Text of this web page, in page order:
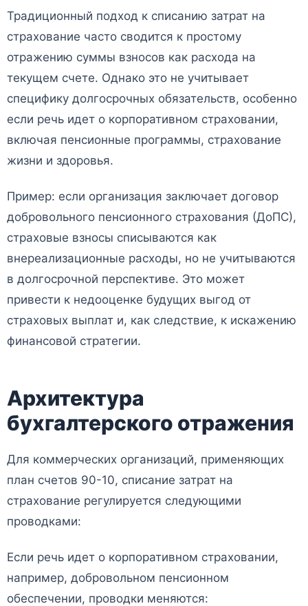
Традиционный подход к списанию затрат на
страхование часто сводится к простому
отражению суммы взносов как расхода на
текущем счете. Однако это не учитывает
специфику долгосрочных обязательств, особенно
если речь идет о корпоративном страховании,
включая пенсионные программы, страхование
жизни и здоровья.
Пример: если организация заключает договор
добровольного пенсионного страхования (ДоПС),
страховые взносы списываются как
внереализационные расходы, но не учитываются
в долгосрочной перспективе. Это может
привести к недооценке будущих выгод от
страховых выплат и, как следствие, к искажению
финансовой стратегии.
Архитектура
бухгалтерского отражения
Для коммерческих организаций, применяющих
план счетов 90-10, списание затрат на
страхование регулируется следующими
проводками:
Если речь идет о корпоративном страховании,
например, добровольном пенсионном
обеспечении, проводки меняются: